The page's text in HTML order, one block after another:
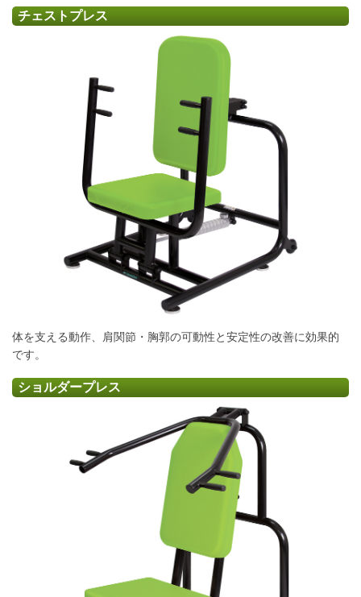
チェストプレス
体を支える動作、肩関節・胸郭の可動性と安定性の改善に効果的
です。
ショルダープレス